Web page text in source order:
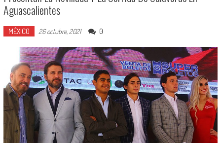
Aguascalientes
MÉXICO 26 octubre, 2021 0